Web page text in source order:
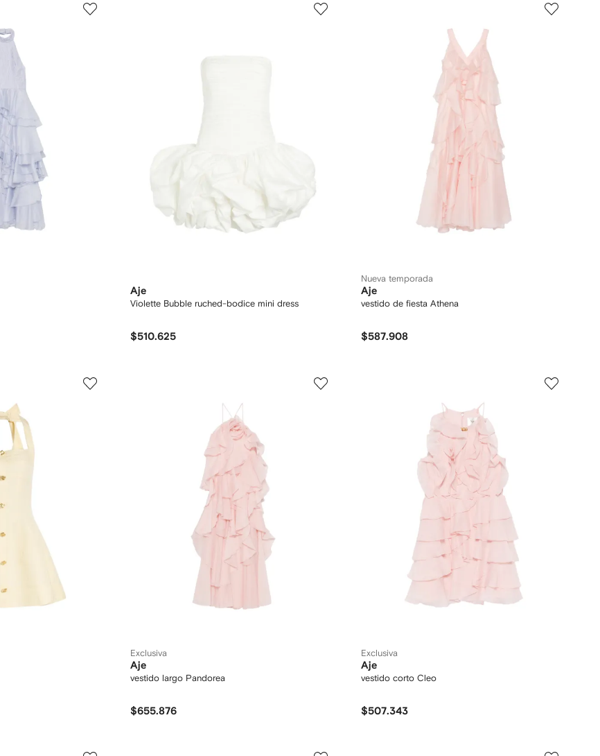
Aje
Violette Bubble ruched-bodice mini dress
$510.625
Nueva temporada
Aje
vestido de fiesta Athena
$587.908
Exclusiva
Aje
vestido largo Pandorea
$655.876
Exclusiva
Aje
vestido corto Cleo
$507.343